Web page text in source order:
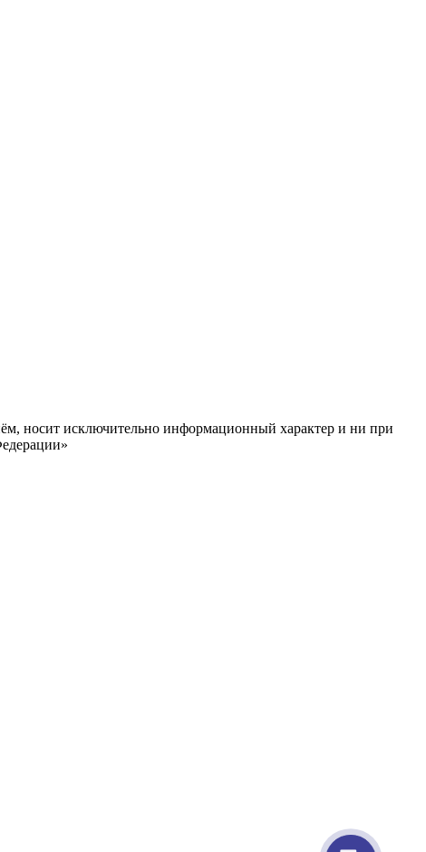
носит исключительно информационный характер и ни при